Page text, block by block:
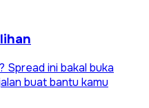
Spread ini bakal buka
buat bantu kamu